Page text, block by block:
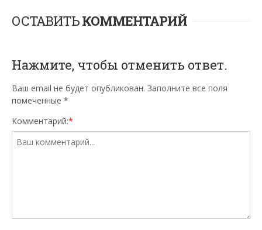
ОСТАВИТЬКОММЕНТАРИЙ
Нажмите, чтобы отменить ответ.
Ваш email не будет опубликован. Заполните все поля
помеченные *
Комментарий:*